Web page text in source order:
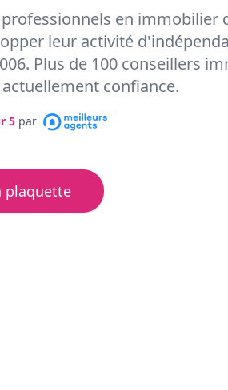
en immobilier
leur activité
Plus de 100 conseillers
confiance.
5 par
plaquette